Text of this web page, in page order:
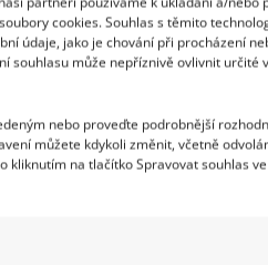
cookies. Souhlas s těmito
údaje, jako je chování při procházení
souhlasu může nepříznivě ovlivnit určité
nebo proveďte podrobnější
můžete kdykoli změnit, včetně
kliknutím na tlačítko Spravovat souhlas
Orbánem, jenže
dobu. Této prodlevy si
svůj útok. Do rivala si
fotografii doplnil až později,